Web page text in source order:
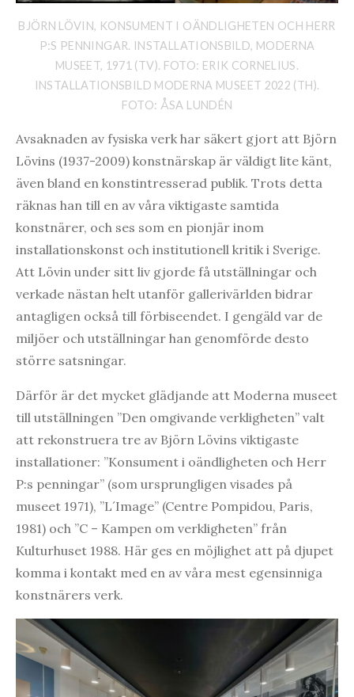
BJÖRN LÖVIN, KONSUMENT I OÄNDLIGHETEN OCH HERR
P:S PENNINGAR. INSTALLATIONSBILD, MODERNA
MUSEET, 1971 (TV). FOTO: ERIK CORNELIUS.
INSTALLATIONSBILD MODERNA MUSEET 2022 (TH).
FOTO: ÅSA LUNDÉN
Avsaknaden av fysiska verk har säkert gjort att Björn
Lövins (1937-2009) konstnärskap är väldigt lite känt,
även bland en konstintresserad publik. Trots detta
räknas han till en av våra viktigaste samtida
konstnärer, och ses som en pionjär inom
installationskonst och institutionell kritik i Sverige.
Att Lövin under sitt liv gjorde få utställningar och
verkade nästan helt utanför gallerivärlden bidrar
antagligen också till förbiseendet. I gengäld var de
miljöer och utställningar han genomförde desto
större satsningar.
Därför är det mycket glädjande att Moderna museet
till utställningen ”Den omgivande verkligheten” valt
att rekonstruera tre av Björn Lövins viktigaste
installationer: ”Konsument i oändligheten och Herr
P:s penningar” (som ursprungligen visades på
museet 1971), ”L´Image” (Centre Pompidou, Paris,
1981) och ”C – Kampen om verkligheten” från
Kulturhuset 1988. Här ges en möjlighet att på djupet
komma i kontakt med en av våra mest egensinniga
konstnärers verk.